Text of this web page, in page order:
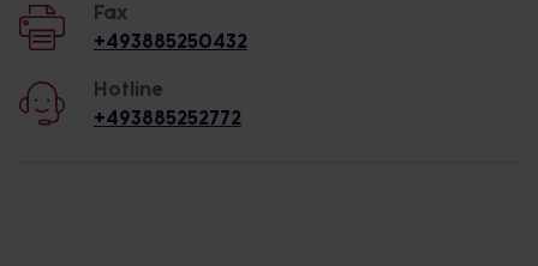
Fax
+493885250432
Hotline
+493885252772